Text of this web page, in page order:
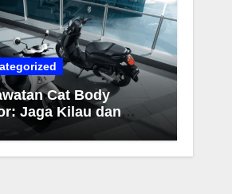
Cat Body
Jaga Kilau dan
Tetap Awet